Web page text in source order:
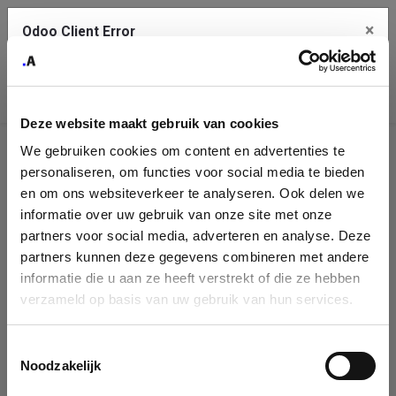
Deze website maakt gebruik van cookies
We gebruiken cookies om content en advertenties te
personaliseren, om functies voor social media te bieden
en om ons websiteverkeer te analyseren. Ook delen we
informatie over uw gebruik van onze site met onze
partners voor social media, adverteren en analyse. Deze
partners kunnen deze gegevens combineren met andere
informatie die u aan ze heeft verstrekt of die ze hebben
verzameld op basis van uw gebruik van hun services.
Noodzakelijk
Company
Identification
Please fill in your company details
You can search a company in our database by name, VAT or
enterprise ID. When a company is selected it will auto-complete the
form. If you don't find your company in our database, you can create
Odoo Client Error ×
service.
See details
Ok